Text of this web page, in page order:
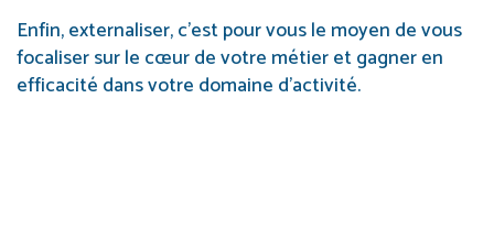
Enfin, externaliser, c’est pour vous le moyen de vous
focaliser sur le cœur de votre métier et gagner en
efficacité dans votre domaine d’activité.